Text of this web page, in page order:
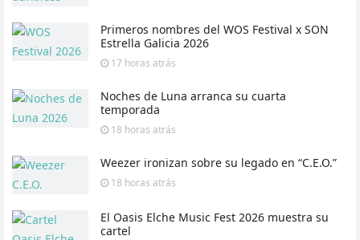
Primeros nombres del WOS Festival x SON
Estrella Galicia 2026
17 horas atrás
Noches de Luna arranca su cuarta
temporada
18 horas atrás
Weezer ironizan sobre su legado en “C.E.O.”
18 horas atrás
El Oasis Elche Music Fest 2026 muestra su
cartel